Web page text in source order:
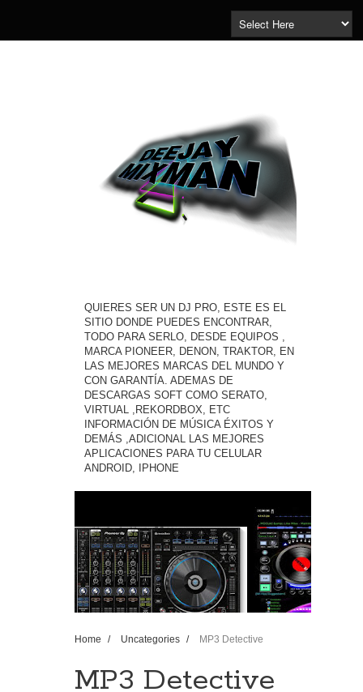
QUIERES SER UN DJ PRO, ESTE ES EL
SITIO DONDE PUEDES ENCONTRAR,
TODO PARA SERLO, DESDE EQUIPOS ,
MARCA PIONEER, DENON, TRAKTOR, EN
LAS MEJORES MARCAS DEL MUNDO Y
CON GARANTÍA. ADEMAS DE
DESCARGAS SOFT COMO SERATO,
VIRTUAL ,REKORDBOX, ETC
INFORMACIÓN DE MÚSICA ÉXITOS Y
DEMÁS ,ADICIONAL LAS MEJORES
APLICACIONES PARA TU CELULAR
ANDROID, IPHONE
Home / Uncategories /
MP3 Detective
MP3 Detective